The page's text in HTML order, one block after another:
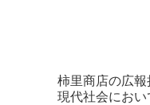
柿里商店の広報
現代社会におい